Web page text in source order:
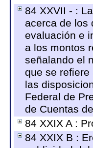
84 XXVII - :
acerca de los
evaluación e
a los montos
señalando el
que se
las
Federal de
de Cuentas
84 XXIX A :
84 XXIX B :